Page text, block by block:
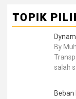
TOPIK
By
salah